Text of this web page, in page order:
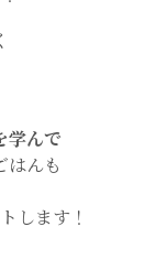
学んで
はんも
します！